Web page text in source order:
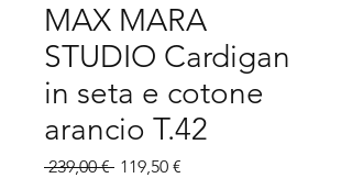
MAX MARA
STUDIO Cardigan
in seta e cotone
arancio T.42
239,00 € Prezzo
119,50 €